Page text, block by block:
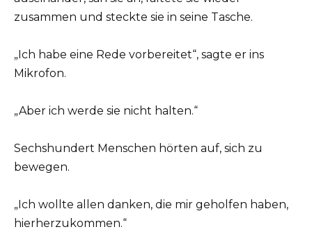
zusammen und steckte sie in seine Tasche.
„Ich habe eine Rede vorbereitet“, sagte er ins
Mikrofon.
„Aber ich werde sie nicht halten.“
Sechshundert Menschen hörten auf, sich zu
bewegen.
„Ich wollte allen danken, die mir geholfen haben,
hierherzukommen.“